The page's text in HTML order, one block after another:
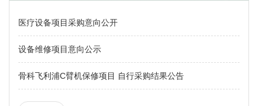
医疗设备项目采购意向公开
设备维修项目意向公示
骨科飞利浦C臂机保修项目 自行采购结果公告